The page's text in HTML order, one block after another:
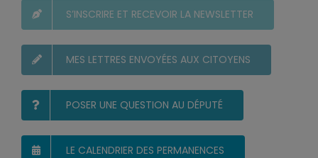
S’INSCRIRE ET RECEVOIR LA NEWSLETTER
MES LETTRES ENVOYÉES AUX CITOYENS
POSER UNE QUESTION AU DÉPUTÉ
LE CALENDRIER DES PERMANENCES